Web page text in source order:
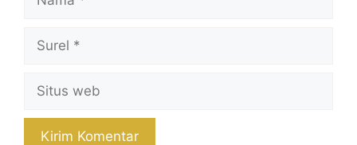
Surel
Situs
web